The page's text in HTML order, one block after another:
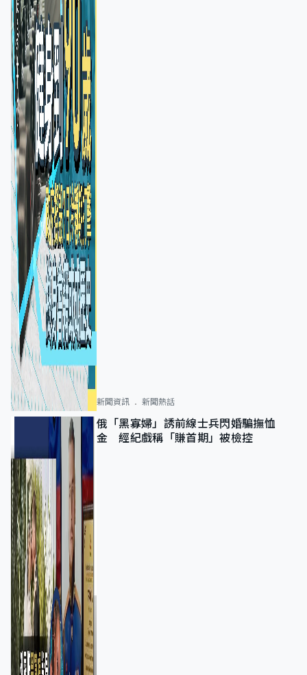
新聞資訊 新聞熱話
俄「黑寡婦」誘前線士兵閃婚騙撫恤
金 經紀戲稱「賺首期」被檢控